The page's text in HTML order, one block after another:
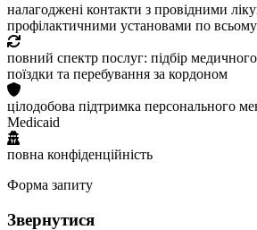
налагоджені контакти з провідними
профілактичними установами по всьому
повний спектр послуг: підбір медичного
поїздки та перебування за кордоном
цілодобова підтримка персонального
Medicaid
повна конфіденційність
Форма запиту
Звернутися